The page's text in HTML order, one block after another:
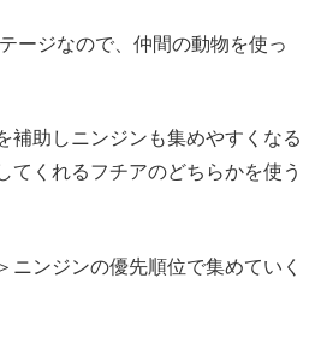
ージなので、仲間の動物を使っ
補助しニンジンも集めやすくなる
てくれるフチアのどちらかを使う
ニンジンの優先順位で集めていく